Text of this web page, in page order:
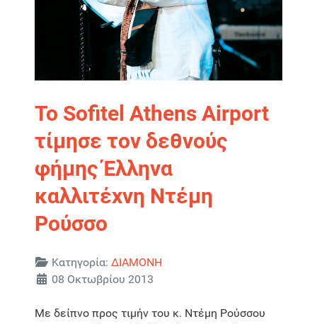
Το Sofitel Athens Airport
τίμησε τον δεθνούς
φήμης Έλληνα
καλλιτέχνη Ντέμη
Ρούσσο
Λεπτομέρειες
Κατηγορία: ΔΙΑΜΟΝΗ
08 Οκτωβρίου 2013
Με δείπνο προς τιμήν του κ. Ντέμη Ρούσσου